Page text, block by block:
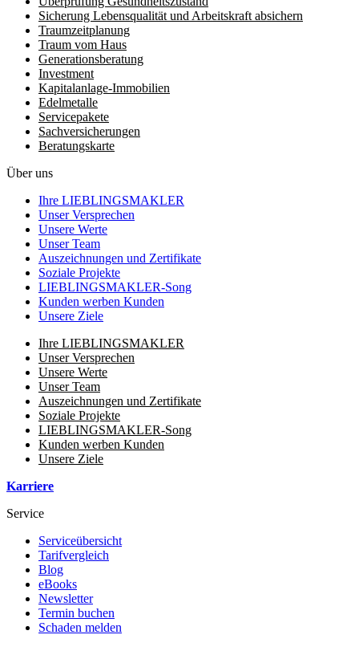
Sicherung Lebensqualität und Arbeitskraft absichern
Traumzeit­planung
Traum vom Haus
Generationsberatung
Investment
Kapitalanlage-Immobilien
Edelmetalle
Servicepakete
Sachversicherungen
Beratungskarte
Über uns
Ihre LIEBLINGSMAKLER
Unser Versprechen
Unsere Werte
Unser Team
Auszeichnungen und Zertifikate
Soziale Projekte
LIEBLINGSMAKLER-Song
Kunden werben Kunden
Unsere Ziele
Ihre LIEBLINGSMAKLER
Unser Versprechen
Unsere Werte
Unser Team
Auszeichnungen und Zertifikate
Soziale Projekte
LIEBLINGSMAKLER-Song
Kunden werben Kunden
Unsere Ziele
Karriere
Service
Serviceübersicht
Tarifvergleich
Blog
eBooks
Newsletter
Termin buchen
Schaden melden